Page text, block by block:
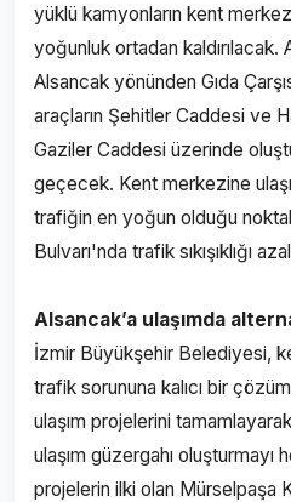
yüklü kamyonların kent
yoğunluk ortadan
Alsancak yönünden Gıda
araçların Şehitler Caddesi ve
Gaziler Caddesi üzerinde
geçecek. Kent merkezine
trafiğin en yoğun olduğu
Bulvarı'nda trafik sıkışıklığı
Alsancak’a ulaşımda
İzmir Büyükşehir Belediyesi,
trafik sorununa kalıcı bir
ulaşım projelerini
ulaşım güzergahı oluşturmayı
projelerin ilki olan Mürselpaşa